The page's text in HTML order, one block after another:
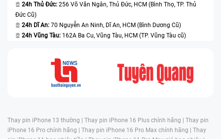
24h Thủ Đức: 256 Võ Văn Ngân, Thủ Đức, HCM (Bình Thọ, TP. Thủ
Đức Cũ)
24h Dĩ An: 70 Nguyễn An Ninh, Dĩ An, HCM (Bình Dương Cũ)
24h Vũng Tàu: 162A Ba Cu, Vũng Tàu, HCM (TP. Vũng Tàu cũ)
Thay pin iPhone 13 thường | Thay pin iPhone 16 Plus chính hãng | Thay pin
iPhone 16 Pro chính hãng | Thay pin iPhone 16 Pro Max chính hãng | Thay